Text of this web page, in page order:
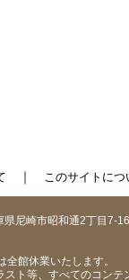
｜ このサイトにつ
尼崎市昭和通2丁目7-16
館休業いたします。
ト等、すべてのコン